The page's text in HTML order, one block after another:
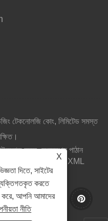
টেকনোলজি কোং, লিমিটেড সমস্ত
করুন অনুসন্ধান পাঠান
RSS
XML
X
দিতে, সাইটের
ব্যক্তিগতকৃত করতে
করে, আপনি আমাদের
নীতি